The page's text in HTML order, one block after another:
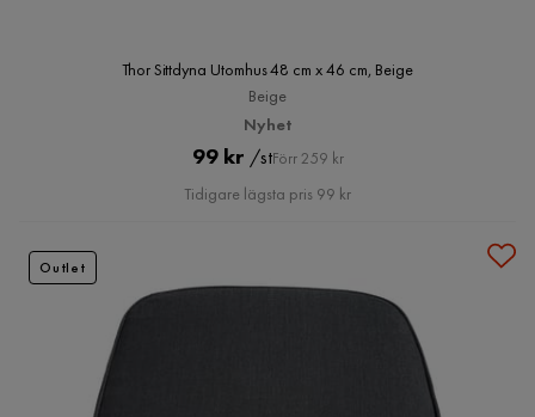
Thor Sittdyna Utomhus 48 cm x 46 cm, Beige
Beige
Nyhet
Pris
99 kr /stOriginal
Pris
Förr 259 kr
Tidigare lägsta pris 99 kr
Outlet